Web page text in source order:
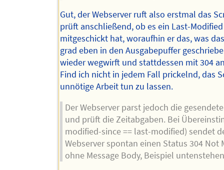
Gut, der Webserver ruft also erstmal das
prüft anschließend, ob es ein Last-Modified
mitgeschickt hat, woraufhin er das, was
grad eben in den Ausgabepuffer
wieder wegwirft und stattdessen mit 304
Find ich nicht in jedem Fall prickelnd, das
unnötige Arbeit tun zu lassen.
Der Webserver parst jedoch die
und prüft die Zeitabgaben. Bei
modified-since == last-modified) sendet
Webserver spontan einen Status 304 Not
ohne Message Body, Beispiel